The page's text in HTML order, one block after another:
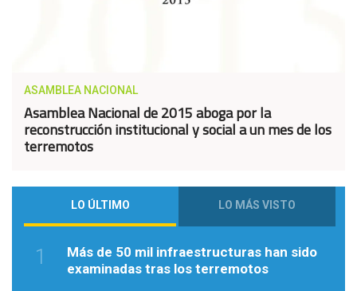
ASAMBLEA NACIONAL
Asamblea Nacional de 2015 aboga por la
reconstrucción institucional y social a un mes de los
terremotos
LO ÚLTIMO LO MÁS VISTO
1
Más de 50 mil infraestructuras han sido
examinadas tras los terremotos